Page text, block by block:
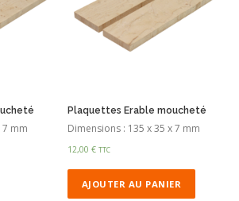
7 mm
Plaquettes Erable moucheté
Dimensions : 135 x 35 x 7 mm
12,00€ TTC
AJOUTER AU PANIER